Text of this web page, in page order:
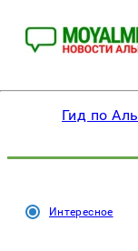
Гид по
Интересное